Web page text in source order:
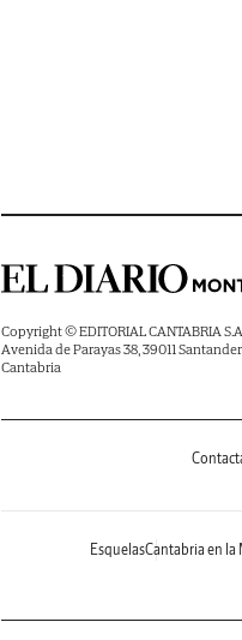
Copyright © EDITORIAL CANTABRIA
Avenida de Parayas 38, 39011
Cantabria
EsquelasCantabria en la